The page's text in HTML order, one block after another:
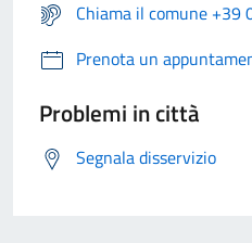
Chiama il comune +39
Prenota un
Problemi in città
Segnala disservizio